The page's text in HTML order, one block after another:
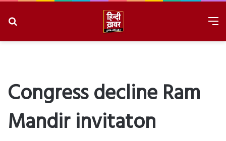
Congress decline Ram
Mandir invitaton